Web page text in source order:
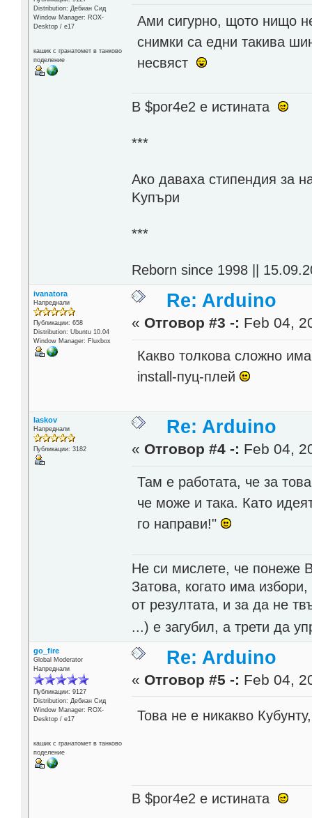
Distribution: Дебиан Сид
Window Manager: ROX-
Desktop / е17
кашик с гранатомет в танково
поделение
Ами сигурно, щото нищо
снимки са едни такива
несвяст
В $por4e2 e истината
***
Aко даваха стипендия за
Kупъри
***
Reborn since 1998 ||
ivanatora
Напреднали
Публикации: 658
Distribution: Ubuntu 10.04
Window Manager: Fluxbox
Re: Arduino
« Отговор #3 -: Feb 04,
Какво толкова сложно
install-пуц-плей
laskov
Напреднали
Публикации: 3182
Re: Arduino
« Отговор #4 -: Feb 04,
Там е работата, че за
че може и така. Като
го направи!"
Не си мислете, че понеже
Затова, когато има
от резултата, и за да не
...) е загубил, а трети да
go_fire
Global Moderator
Напреднали
Публикации: 9127
Distribution: Дебиан Сид
Window Manager: ROX-
Desktop / е17
кашик с гранатомет в танково
поделение
Re: Arduino
« Отговор #5 -: Feb 04,
Това не е никакво
В $por4e2 e истината